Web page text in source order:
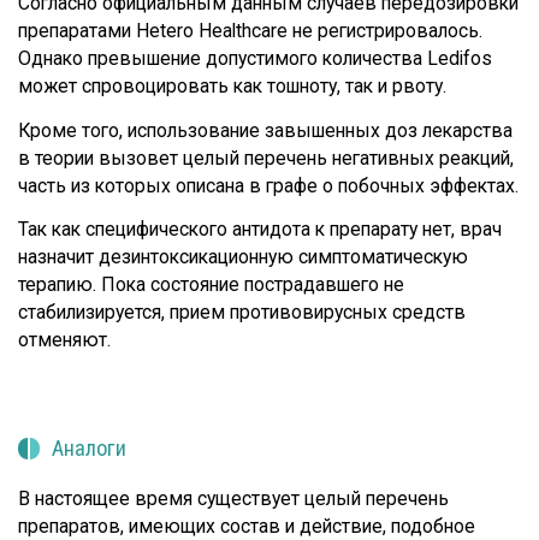
препаратами Hetero Healthcare не регистрировалось.
Однако превышение допустимого количества Ledifos
может спровоцировать как тошноту, так и рвоту.
Кроме того, использование завышенных доз лекарства
в теории вызовет целый перечень негативных реакций,
часть из которых описана в графе о побочных эффектах.
Так как специфического антидота к препарату нет, врач
назначит дезинтоксикационную симптоматическую
терапию. Пока состояние пострадавшего не
стабилизируется, прием противовирусных средств
отменяют.
Аналоги
В настоящее время существует целый перечень
препаратов, имеющих состав и действие, подобное